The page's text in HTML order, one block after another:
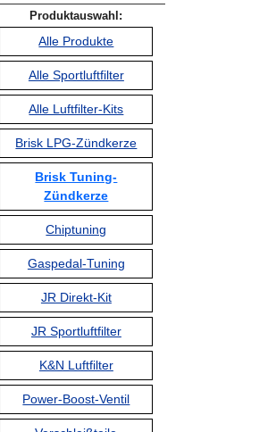
Produktauswahl:
Alle Produkte
Alle Sportluftfilter
Alle Luftfilter-Kits
Brisk LPG-Zündkerze
Brisk Tuning-
Zündkerze
Chiptuning
Gaspedal-Tuning
JR Direkt-Kit
JR Sportluftfilter
K&N Luftfilter
Power-Boost-Ventil